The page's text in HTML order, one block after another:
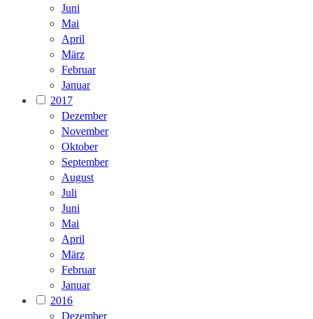
Juni
Mai
April
März
Februar
Januar
2017
Dezember
November
Oktober
September
August
Juli
Juni
Mai
April
März
Februar
Januar
2016
Dezember